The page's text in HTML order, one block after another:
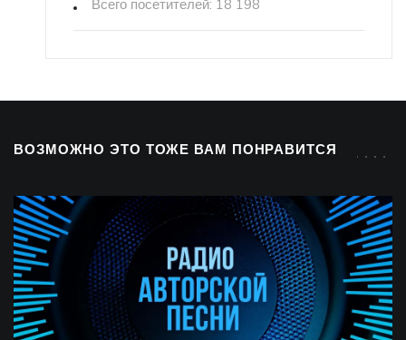
Всего посетителей: 18 198
ВОЗМОЖНО ЭТО ТОЖЕ ВАМ ПОНРАВИТСЯ